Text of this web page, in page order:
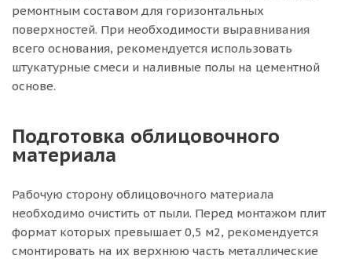
ремонтным составом для горизонтальных
поверхностей. При необходимости выравнивания
всего основания, рекомендуется использовать
штукатурные смеси и наливные полы на цементной
основе.
Подготовка облицовочного
материала
Рабочую сторону облицовочного материала
необходимо очистить от пыли. Перед монтажом плит
формат которых превышает 0,5 м2, рекомендуется
смонтировать на их верхнюю часть металлические